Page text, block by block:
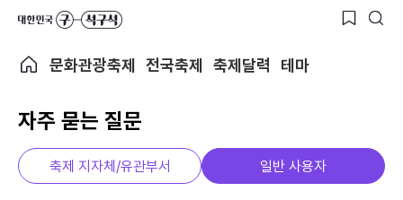
문화관광축제 전국축제 축제달력 테마
자주 묻는 질문
축제 지자체/유관부서 일반 사용자